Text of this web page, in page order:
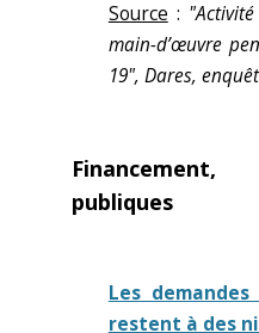
Source :
main-d’œuvre
19", Dares,
publiques
Les
restent à des